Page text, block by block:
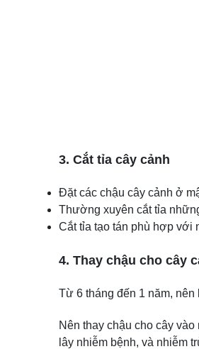
3. Cắt tỉa cây cảnh
Đặt các chậu cây cảnh ở
Thường xuyên cắt tỉa
Cắt tỉa tạo tán phù hợp với
4. Thay chậu cho cây
Từ 6 tháng đến 1 năm,
Nên thay chậu cho cây
lây nhiễm bệnh, và nhiễm